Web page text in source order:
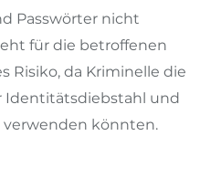
Passwörter nicht
für die betroffenen
Risiko, da Kriminelle die
Identitätsdiebstahl und
könnten.